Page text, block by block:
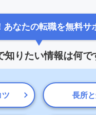
あなたの転職を無料サ
知りたい情報は何で
ツ 長所